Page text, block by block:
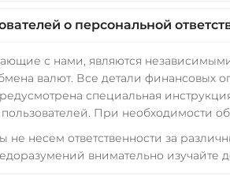
о персональной
с нами, являются
валют. Все детали финансовых
специальная
При необходимости
несем ответственности за
внимательно изучайте